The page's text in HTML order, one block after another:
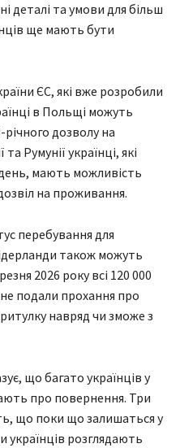
деталі та умови для більш
ще мають бути
ЄС, які вже розробили
в Польщі можуть
дозволу на
Румунії українці, які
мають можливість
на проживання.
перебування для
також можуть
2026 року всі 120 000
не подали прохання про
навряд чи зможе з
що багато українців у
про повернення. Три
що поки що залишаться у
українців розглядають